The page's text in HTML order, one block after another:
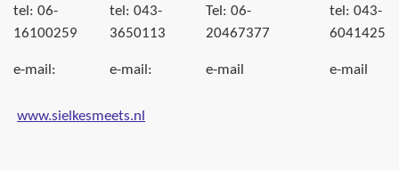
tel: 06-
16100259
tel: 043-
3650113
Tel: 06-
20467377
tel: 043-
6041425
e-mail: e-mail: e-mail e-mail
www.sielkesmeets.nl